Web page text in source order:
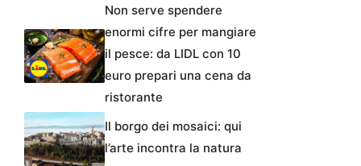
Non serve spendere
enormi cifre per mangiare
il pesce: da LIDL con 10
euro prepari una cena da
ristorante
Il borgo dei mosaici: qui
l’arte incontra la natura